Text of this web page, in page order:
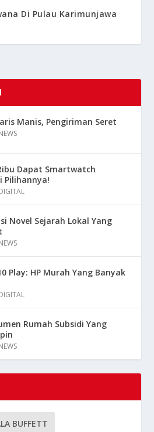
Di Pulau Karimunjawa
Manis, Pengiriman Seret
Dapat Smartwatch
Pilihannya!
Novel Sejarah Lokal Yang
Play: HP Murah Yang Banyak
Rumah Subsidi Yang
BUFFETT